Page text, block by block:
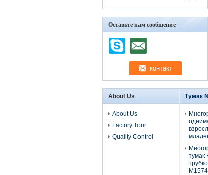
Оставьте нам сообщение
About Us
About Us
Factory Tour
Quality Control
Тумак
тумак